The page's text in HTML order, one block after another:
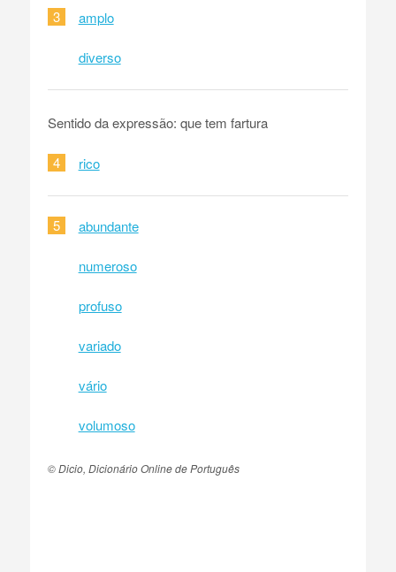
3 amplo
diverso
Sentido da expressão: que tem fartura
4 rico
5 abundante
numeroso
profuso
variado
vário
volumoso
© Dicio, Dicionário Online de Português